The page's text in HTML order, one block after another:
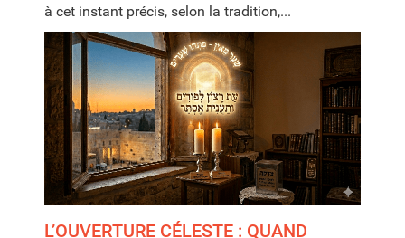
à cet instant précis, selon la tradition,...
L’OUVERTURE CÉLESTE : QUAND